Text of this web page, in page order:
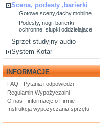
Scena, podesty ,barierki
Gotowe sceny,dachy,mobilne
Podesty, nogi, barierki
ochronne, słupki oddzielające
Sprzęt studyjny audio
System Kotar
INFORMACJE
FAQ - Pytania i odpowiedzi
Regulamin Wypożyczalni
O nas - informacje o Firmie
Instrukcja wypożyczania sprzętu